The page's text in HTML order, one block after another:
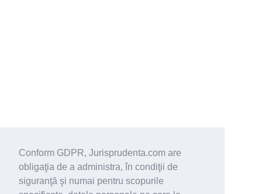
Conform GDPR, Jurisprudenta.com are
obligaţia de a administra, în condiţii de
siguranţă şi numai pentru scopurile